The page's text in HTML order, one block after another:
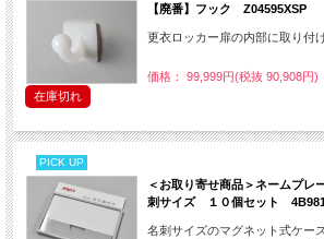
【廃番】フック Z04595XSP
更衣ロッカー扉の内部に取り付
価格： 99,999円(税抜 90,908円)
在庫切れ
PICK UP
＜お取り寄せ商品＞ネームプレ
刺サイズ １０個セット
名刺サイズのマグネット式ケー